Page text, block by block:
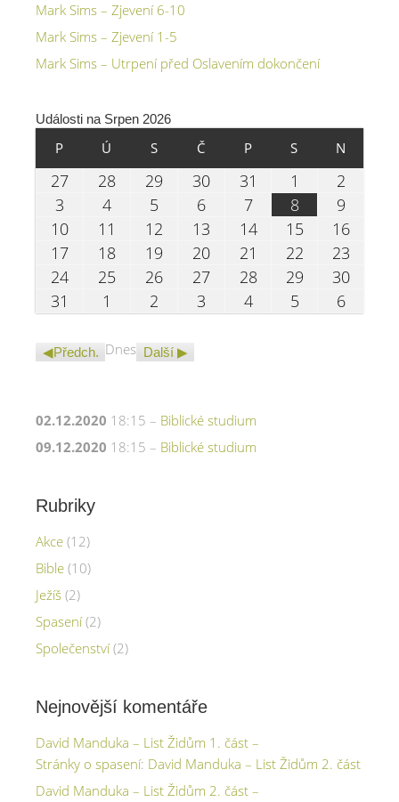
Mark Sims – Zjevení 6-10
Mark Sims – Zjevení 1-5
Mark Sims – Utrpení před Oslavením dokončení
Události na Srpen 2026
PPONDĚLÍ
Ú SSTŘEDA
ČČTVRTEK
PPÁTEK SSOBOTA
NNEDĚLE
2727.07.2026
2828.07.2026
29 29.07.2026
3030.07.2026
31 31.07.2026
1 01.08.2026
2
3 03.08.2026
404.08.2026
505.08.2026
606.08.2026
707.08.2026
808.08.2026
9
1010.08.2026
11 11.08.2026
12 12.08.2026
13 13.08.2026
1414.08.2026
1515.08.2026
16
1717.08.2026
1818.08.2026
19 19.08.2026
2020.08.2026
21 21.08.2026
2222.08.2026
23
2424.08.2026
2525.08.2026
2626.08.2026
2727.08.2026
2828.08.2026
2929.08.2026
30
31
31.08.2026
1 01.09.2026
2 02.09.2026
3 03.09.2026
404.09.2026
505.09.2026
6
Předch. Dnes Další
02.12.2020 18:15 – Biblické studium
09.12.2020 18:15 – Biblické studium
Rubriky
Akce (12)
Bible (10)
Ježíš (2)
Spasení(2)
Společenství(2)
Nejnovější komentáře
David Manduka – List Židům 1. část –
Stránky o spasení: David Manduka – List Židům 2. část
David Manduka – List Židům 2. část –